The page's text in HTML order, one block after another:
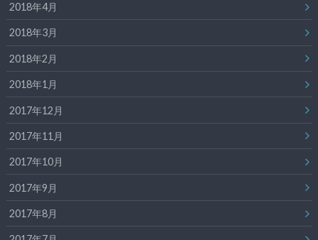
2018年4月
2018年3月
2018年2月
2018年1月
2017年12月
2017年11月
2017年10月
2017年9月
2017年8月